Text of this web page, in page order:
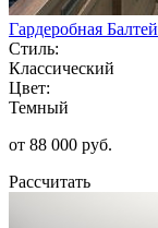
Гардеробная Балтей
Стиль:
Классический
Цвет:
Темный
от 88 000 руб.
Рассчитать